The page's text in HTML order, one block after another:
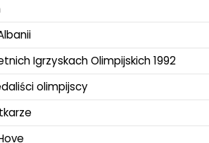
Igrzyskach Olimpijskich 1992
olimpijscy